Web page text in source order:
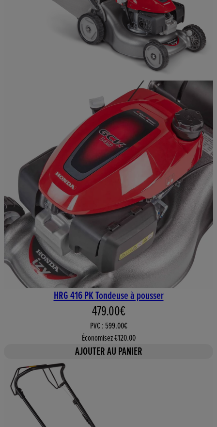
HRG 416 PK Tondeuse à pousser
Prix actuel : 479.00€. Prix de
479.00€
PVC : 599.00€
Économisez €120.00
AJOUTER AU PANIER